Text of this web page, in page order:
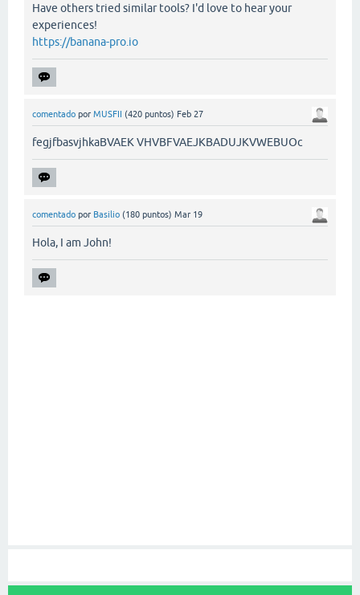
Have others tried similar tools? I'd love to hear your
experiences!
https://banana-pro.io
comentado por MUSFII (420 puntos) Feb 27
fegjfbasvjhkaBVAEK VHVBFVAEJKBADUJKVWEBUOc
comentado por Basilio (180 puntos) Mar 19
Hola, I am John!